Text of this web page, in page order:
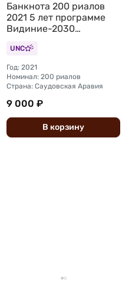
Банкнота 200 риалов
2021 5 лет программе
Видиние-2030
UNC
Год: 2021
Номинал: 200 риалов
Страна: Саудовская Аравия
9 000 ₽
В корзину